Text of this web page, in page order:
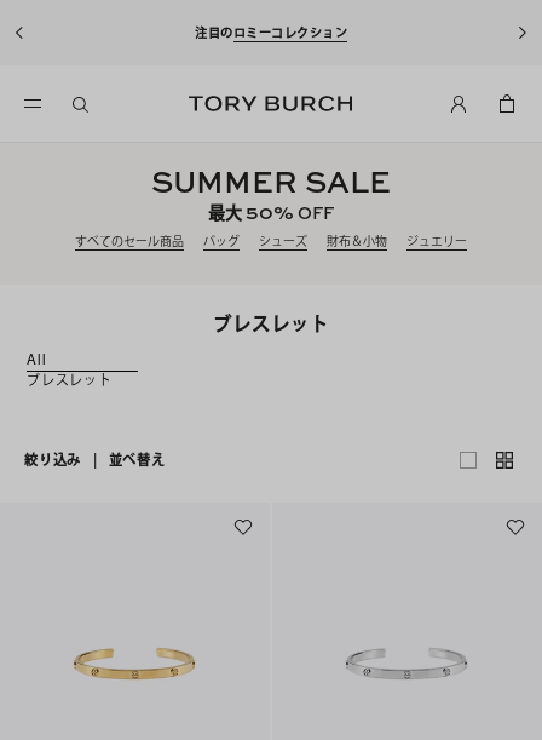
注目のロミーコレクション
SUMMER SALE
最大50% OFF
すべてのセール商品 バッグ シューズ 財布＆小物 ジュエリー
ブレスレット
All
ブレスレット
絞り込み 並べ替え